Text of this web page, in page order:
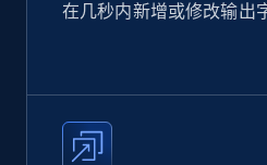
在几秒内新增或修改输出